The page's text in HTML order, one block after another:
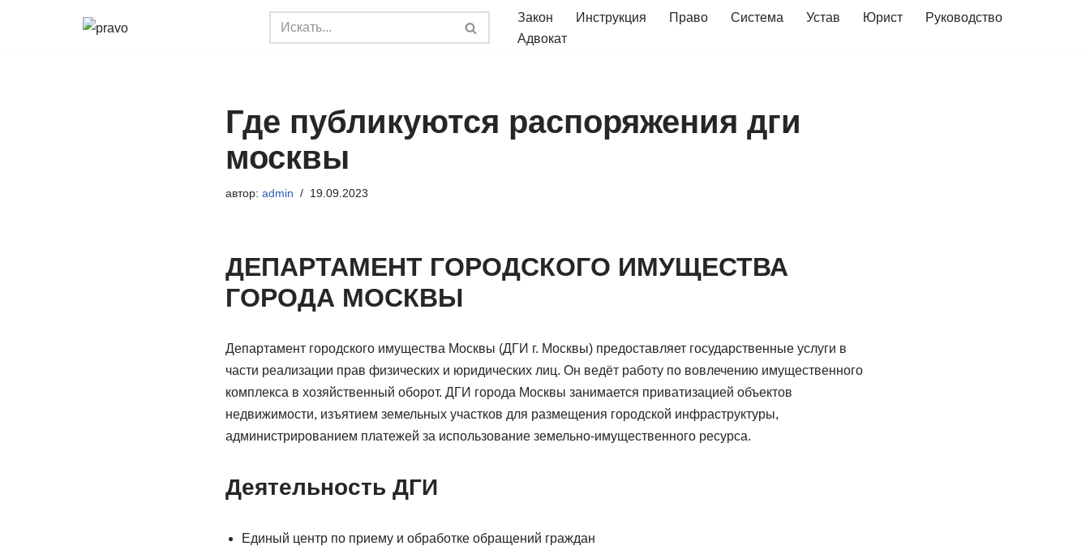
Закон Инструкция Право Система Устав Юрист
Руководство
Адвокат
Где публикуются распоряжения дги
москвы
автор: admin 19.09.2023
ДЕПАРТАМЕНТ ГОРОДСКОГО ИМУЩЕСТВА
ГОРОДА МОСКВЫ
Департамент городского имущества Москвы (ДГИ г. Москвы) предоставляет государственные услуги в
части реализации прав физических и юридических лиц. Он ведёт работу по вовлечению имущественного
комплекса в хозяйственный оборот. ДГИ города Москвы занимается приватизацией объектов
недвижимости, изъятием земельных участков для размещения городской инфраструктуры,
администрированием платежей за использование земельно-имущественного ресурса.
Деятельность ДГИ
Единый центр по приему и обработке обращений граждан